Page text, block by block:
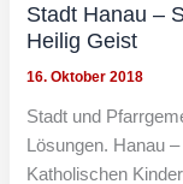
Stadt Hanau –
Heilig Geist
16. Oktober 2018
Stadt und
Lösungen. Hanau
Katholischen